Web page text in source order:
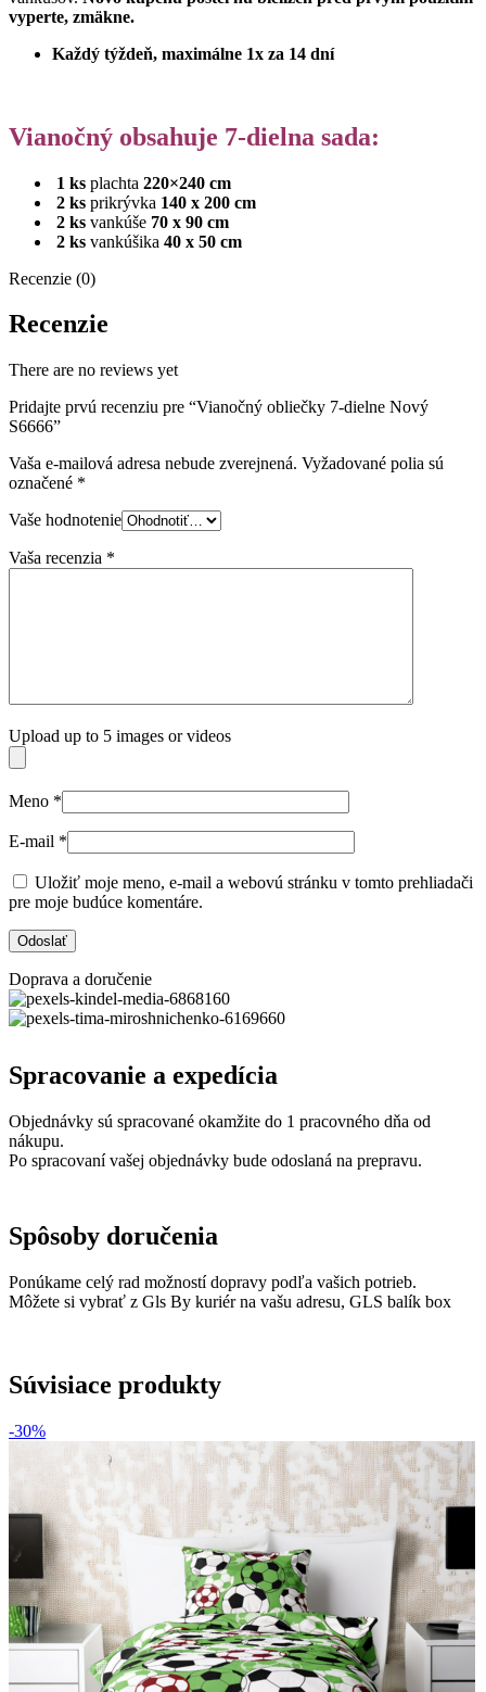
vyperte, zmäkne.
Každý týždeň, maximálne 1x za 14 dní
Vianočný obsahuje 7-dielna sada:
1 ks plachta 220×240 cm
2 ks prikrývka 140 x 200 cm
2 ks vankúše 70 x 90 cm
2 ks vankúšika 40 x 50 cm
Recenzie (0)
Recenzie
There are no reviews yet
Pridajte prvú recenziu pre “Vianočný obliečky 7-dielne Nový
S6666”
Vaša e-mailová adresa nebude zverejnená. Vyžadované polia sú
označené *
Vaše hodnotenie
Vaša recenzia *
Upload up to 5 images or videos
Meno *
E-mail *
Uložiť moje meno, e-mail a webovú stránku v tomto prehliadači
pre moje budúce komentáre.
Doprava a doručenie
Spracovanie a expedícia
Objednávky sú spracované okamžite do 1 pracovného dňa od
nákupu.
Po spracovaní vašej objednávky bude odoslaná na prepravu.
Spôsoby doručenia
Ponúkame celý rad možností dopravy podľa vašich potrieb.
Môžete si vybrať z Gls By kuriér na vašu adresu, GLS balík box
Súvisiace produkty
-30%